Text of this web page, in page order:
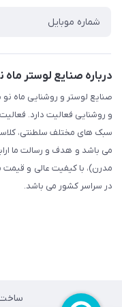
درباره صنایع لوستر ماه
صنایع لوستر و روشنایی ماه
و روشنایی فعالیت دارد.
سبک های مختلف سلطنتی،
می باشد و هدف و رسالت ما
مدرن)، با کیفیت عالی و
در سراسر کشور می باشد.